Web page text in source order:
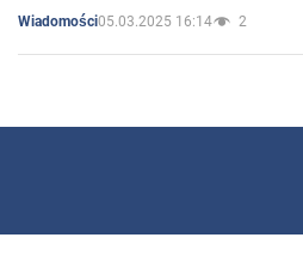
Wiadomości05.03.2025 16:14 2